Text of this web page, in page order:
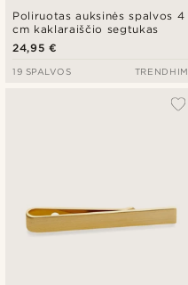
Poliruotas auksinės spalvos 4
cm kaklaraiščio segtukas
24,95 €
19 SPALVOS TRENDHIM